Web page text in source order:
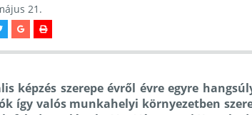
21.
képzés szerepe évről évre egyre
így valós munkahelyi környezetben